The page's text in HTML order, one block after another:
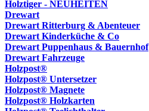
Holztiger - NEUHEITEN
Drewart
Drewart Ritterburg & Abenteuer
Drewart Kinderküche & Co
Drewart Puppenhaus & Bauernhof
Drewart Fahrzeuge
Holzpost®
Holzpost® Untersetzer
Holzpost® Magnete
Holzpost® Holzkarten